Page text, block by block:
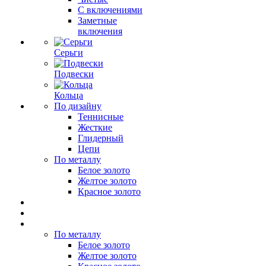
С включениями
Заметные
включения
Серьги
Подвески
Кольца
По дизайну
Теннисные
Жесткие
Глидерный
Цепи
По металлу
Белое золото
Желтое золото
Красное золото
По металлу
Белое золото
Желтое золото